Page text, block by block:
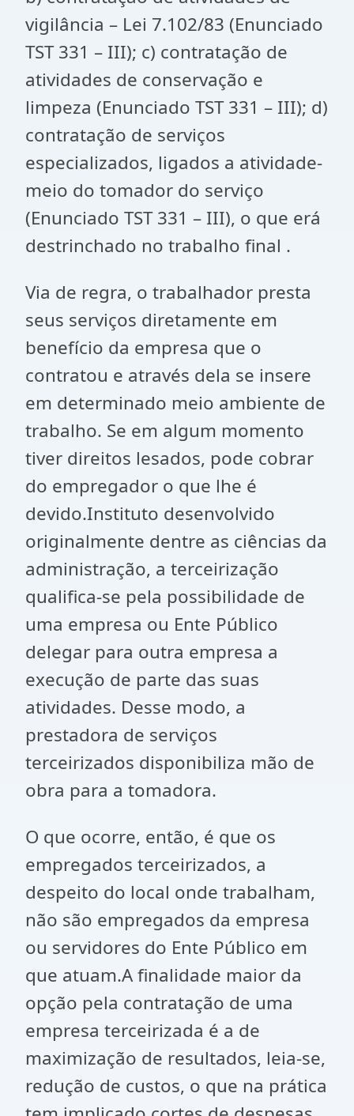
vigilância – Lei 7.102/83 (Enunciado
TST 331 – III); c) contratação de
atividades de conservação e
limpeza (Enunciado TST 331 – III); d)
contratação de serviços
especializados, ligados a atividade-
meio do tomador do serviço
(Enunciado TST 331 – III), o que erá
destrinchado no trabalho final .
Via de regra, o trabalhador presta
seus serviços diretamente em
benefício da empresa que o
contratou e através dela se insere
em determinado meio ambiente de
trabalho. Se em algum momento
tiver direitos lesados, pode cobrar
do empregador o que lhe é
devido.Instituto desenvolvido
originalmente dentre as ciências da
administração, a terceirização
qualifica-se pela possibilidade de
uma empresa ou Ente Público
delegar para outra empresa a
execução de parte das suas
atividades. Desse modo, a
prestadora de serviços
terceirizados disponibiliza mão de
obra para a tomadora.
O que ocorre, então, é que os
empregados terceirizados, a
despeito do local onde trabalham,
não são empregados da empresa
ou servidores do Ente Público em
que atuam.A finalidade maior da
opção pela contratação de uma
empresa terceirizada é a de
maximização de resultados, leia-se,
redução de custos, o que na prática